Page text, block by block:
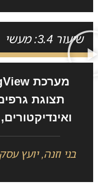
שיעור 3.4: מעשי
תצוגת
בני וזנה, יועץ